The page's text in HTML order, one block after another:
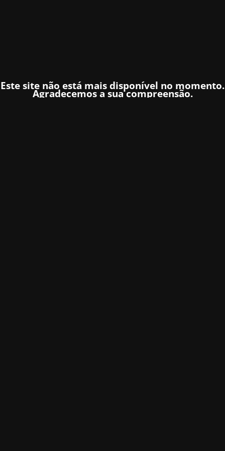
Este site não está mais disponível no momento.
Agradecemos a sua compreensão.